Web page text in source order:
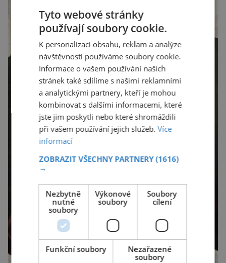
Tyto webové stránky
používají soubory cookie.
K personalizaci obsahu, reklam a analýze
návštěvnosti používáme soubory cookie.
Informace o vašem používání našich
stránek také sdílíme s našimi reklamními
a analytickými partnery, kteří je mohou
kombinovat s dalšími informacemi, které
jste jim poskytli nebo které shromáždili
při vašem používání jejich služeb.Více
informací
ZOBRAZIT VŠECHNY PARTNERY(1616)
→
Nezbytně
nutné
soubory
Výkonové
soubory
Soubory
cílení
Funkční soubory
Nezařazené
soubory